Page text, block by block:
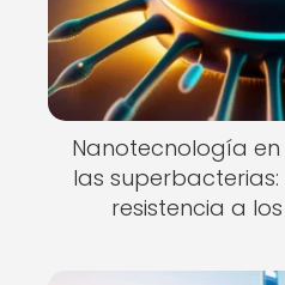
Nanotecnología
las superbacterias:
resistencia a